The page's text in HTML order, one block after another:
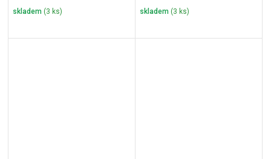
skladem (3 ks) skladem (3 ks)